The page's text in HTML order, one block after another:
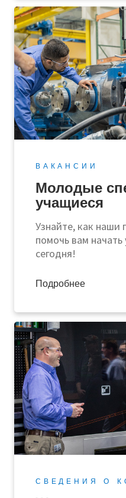
Молодые
учащиеся
ВАКАНСИИ
Узнайте, как наши
помочь вам
сегодня!
Подробнее
СВЕДЕНИЯ О